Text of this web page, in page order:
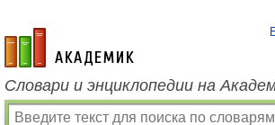
academic.ru
Словари и энциклопедии на